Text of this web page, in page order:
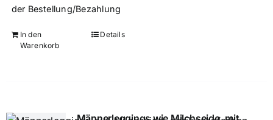
der Bestellung/Bezahlung
In den
Warenkorb
Details